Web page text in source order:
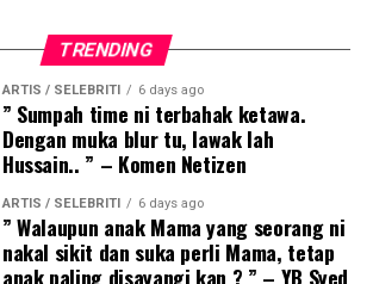
TRENDING
ARTIS / SELEBRITI 6 days ago
” Sumpah time ni terbahak ketawa.
Dengan muka blur tu, lawak lah
Hussain.. ” – Komen Netizen
ARTIS / SELEBRITI 6 days ago
” Walaupun anak Mama yang seorang ni
nakal sikit dan suka perli Mama, tetap
anak paling disayangi kan ? ” – YB Syed